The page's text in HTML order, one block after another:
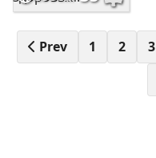
Prev 1 2 3